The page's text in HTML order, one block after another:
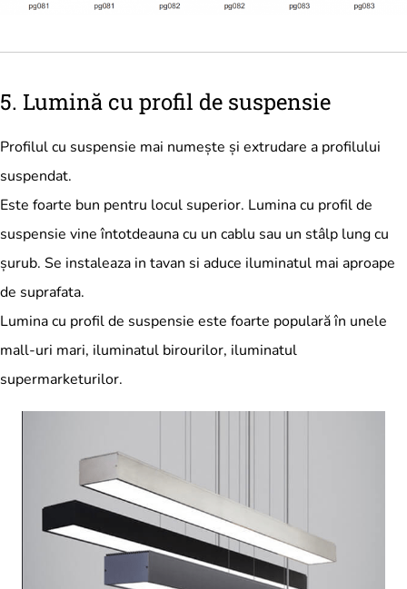
5. Lumină cu profil de suspensie
Profilul cu suspensie mai numește și extrudare a profilului
suspendat.
Este foarte bun pentru locul superior. Lumina cu profil de
suspensie vine întotdeauna cu un cablu sau un stâlp lung cu
șurub. Se instaleaza in tavan si aduce iluminatul mai aproape
de suprafata.
Lumina cu profil de suspensie este foarte populară în unele
mall-uri mari, iluminatul birourilor, iluminatul
supermarketurilor.